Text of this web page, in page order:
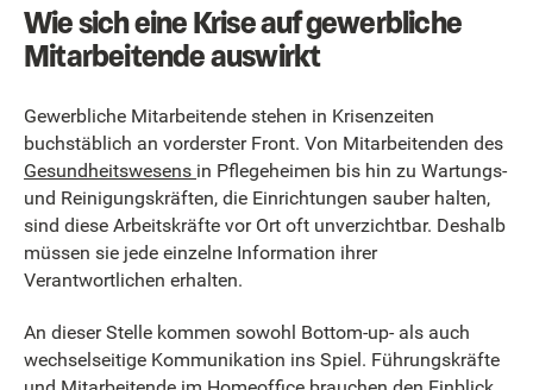
Wie sich eine Krise auf gewerbliche
Mitarbeitende auswirkt
Gewerbliche Mitarbeitende stehen in Krisenzeiten
buchstäblich an vorderster Front. Von Mitarbeitenden des
Gesundheitswesens in Pflegeheimen bis hin zu Wartungs-
und Reinigungskräften, die Einrichtungen sauber halten,
sind diese Arbeitskräfte vor Ort oft unverzichtbar. Deshalb
müssen sie jede einzelne Information ihrer
Verantwortlichen erhalten.
An dieser Stelle kommen sowohl Bottom-up- als auch
wechselseitige Kommunikation ins Spiel. Führungskräfte